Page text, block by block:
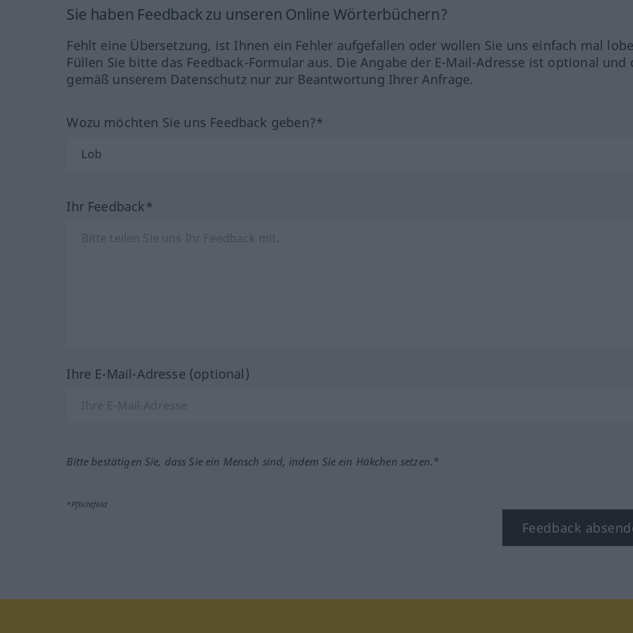
Sie haben Feedback zu unseren Online Wörterbüchern?
Fehlt eine Übersetzung, ist Ihnen ein Fehler aufgefallen oder wollen Sie uns einfach mal
Füllen Sie bitte das Feedback-Formular aus. Die Angabe der E-Mail-Adresse ist optional und
gemäß unserem Datenschutz nur zur Beantwortung Ihrer Anfrage.
Wozu möchten Sie uns Feedback geben?*
Ihr Feedback*
Ihre E-Mail-Adresse (optional)
Bitte bestätigen Sie, dass Sie ein Mensch sind, indem Sie ein Häkchen setzen.*
*Pflichtfeld
Feedback